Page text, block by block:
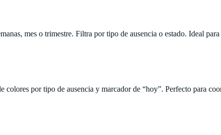
mes o trimestre. Filtra por tipo de ausencia o estado. Ideal
colores por tipo de ausencia y marcador de “hoy”. Perfecto para